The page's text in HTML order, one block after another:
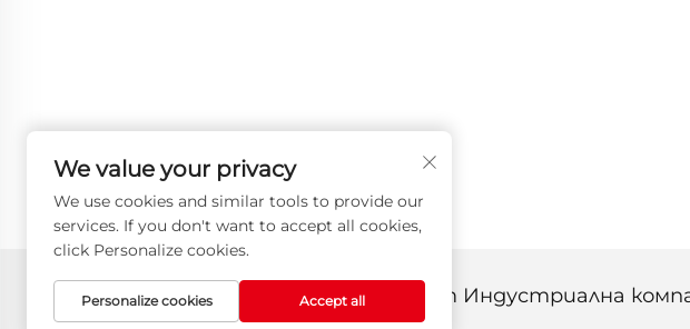
Всички права запазени © 2025 от Индустриална
Политика за поверителност
We value your privacy
We use cookies and similar tools to provide our
services. If you don't want to accept all cookies,
click Personalize cookies.
Personalize cookies Accept all